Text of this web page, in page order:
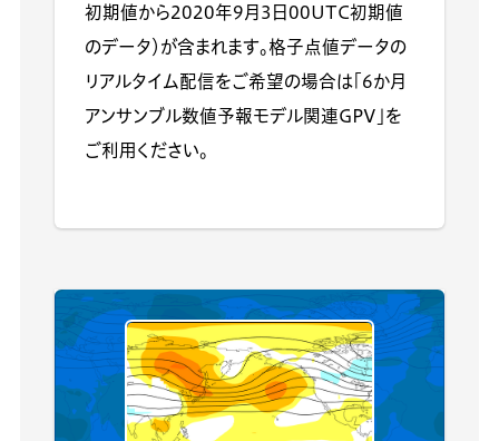
初期値から2020年9月3日00UTC初期値
のデータ）が含まれます。格子点値データの
リアルタイム配信をご希望の場合は「6か月
アンサンブル数値予報モデル関連GPV」を
ご利用ください。